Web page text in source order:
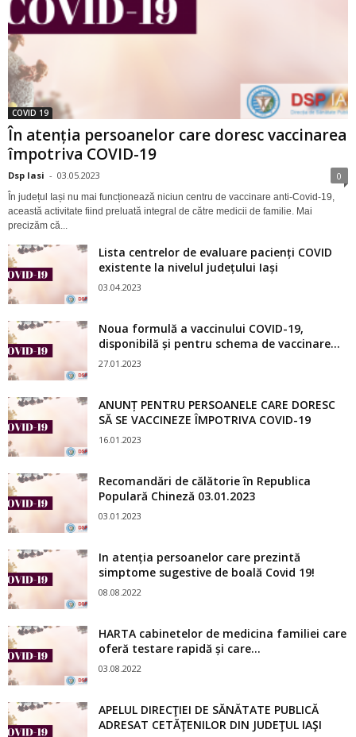
COVID 19
În atenția persoanelor care doresc vaccinarea
împotriva COVID-19
Dsp Iasi - 03.05.2023 0
În județul Iași nu mai funcționează niciun centru de vaccinare anti-Covid-19,
această activitate fiind preluată integral de către medicii de familie. Mai
precizăm că...
Lista centrelor de evaluare pacienți COVID
existente la nivelul județului Iași
03.04.2023
Noua formulă a vaccinului COVID-19,
disponibilă și pentru schema de vaccinare...
27.01.2023
ANUNȚ PENTRU PERSOANELE CARE DORESC
SĂ SE VACCINEZE ÎMPOTRIVA COVID-19
16.01.2023
Recomandări de călătorie în Republica
Populară Chineză 03.01.2023
03.01.2023
In atenția persoanelor care prezintă
simptome sugestive de boală Covid 19!
08.08.2022
HARTA cabinetelor de medicina familiei care
oferă testare rapidă și care...
03.08.2022
APELUL DIRECŢIEI DE SĂNĂTATE PUBLICĂ
ADRESAT CETĂŢENILOR DIN JUDEŢUL IAŞI